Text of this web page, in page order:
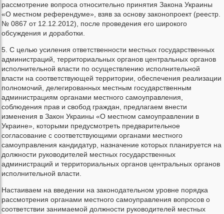
рассмотрение вопроса относительно принятия Закона Украины
«О местном референдуме», взяв за основу законопроект (реестр.
№ 0867 от 12.12.2012), после проведения его широкого
обсуждения и доработки.
5. С целью усиления ответственности местных государственных
администраций, территориальных органов центральных органов
исполнительной власти по осуществлению исполнительной
власти на соответствующей территории, обеспечения реализации
полномочий, делегированных местным государственным
администрациям органами местного самоуправления,
соблюдения прав и свобод граждан, предлагаем внести
изменения в Закон Украины «О местном самоуправлении в
Украине», которыми предусмотреть предварительное
согласование с соответствующими органами местного
самоуправления кандидатур, назначение которых планируется на
должности руководителей местных государственных
администраций и территориальных органов центральных органов
исполнительной власти.
Настаиваем на введении на законодательном уровне порядка
рассмотрения органами местного самоуправления вопросов о
соответствии занимаемой должности руководителей местных